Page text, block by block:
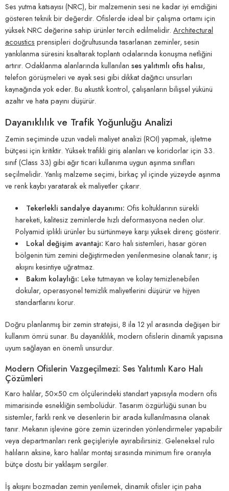
Ses yutma katsayısı (NRC), bir malzemenin sesi ne kadar iyi emdiğini
gösteren teknik bir değerdir. Ofislerde ideal bir çalışma ortamı için
yüksek NRC değerine sahip ürünler tercih edilmelidir. Architectural
acoustics prensipleri doğrultusunda tasarlanan zeminler, sesin
yankılanma süresini kısaltarak toplantı odalarında konuşma netliğini
artırır. Odaklanma alanlarında kullanılan ses yalıtımlı ofis halısı,
telefon görüşmeleri ve ayak sesi gibi dikkat dağıtıcı unsurları
kaynağında yok eder. Bu akustik kontrol, çalışanların bilişsel yükünü
azaltır ve hata payını düşürür.
Dayanıklılık ve Trafik Yoğunluğu Analizi
Zemin seçiminde uzun vadeli maliyet analizi (ROI) yapmak, işletme
bütçesi için kritiktir. Yüksek trafikli giriş alanları ve koridorlar için 33.
sınıf (Class 33) gibi ağır ticari kullanıma uygun aşınma sınıfları
seçilmelidir. Yanlış malzeme seçimi, birkaç yıl içinde yüzeyde aşınma
ve renk kaybı yaratarak ek maliyetler çıkarır.
Tekerlekli sandalye dayanımı: Ofis koltuklarının sürekli
hareketi, kalitesiz zeminlerde hızlı deformasyona neden olur.
Polyamid iplikli ürünler bu sürtünmeye karşı yüksek direnç gösterir.
Lokal değişim avantajı: Karo halı sistemleri, hasar gören
bölgenin tüm zemini değiştirmeden yenilenmesine olanak tanır; iş
akışını kesintiye uğratmaz.
Bakım kolaylığı: Leke tutmayan ve kolay temizlenebilen
dokular, operasyonel temizlik maliyetlerini düşürür ve hijyen
standartlarını korur.
Doğru planlanmış bir zemin stratejisi, 8 ila 12 yıl arasında değişen bir
kullanım ömrü sunar. Bu dayanıklılık, modern ofislerin dinamik yapısına
uyum sağlayan en önemli unsurdur.
Modern Ofislerin Vazgeçilmezi: Ses Yalıtımlı Karo Halı
Çözümleri
Karo halılar, 50×50 cm ölçülerindeki standart yapısıyla modern ofis
mimarisinde esnekliğin sembolüdür. Tasarım özgürlüğü sunan bu
sistemler, farklı renk ve desenlerin bir arada kullanılmasına olanak
tanır. Mekanın işlevine göre zemin üzerinden yönlendirmeler yapabilir
veya departmanları renk geçişleriyle ayırabilirsiniz. Geleneksel rulo
halıların aksine, karo halılar montaj sırasında minimum fire oranıyla
bütçe dostu bir yaklaşım sergiler.
İş akışını bozmadan zemin yenilemek, dinamik ofisler için paha